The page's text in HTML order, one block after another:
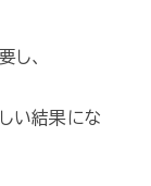
、
い結果にな